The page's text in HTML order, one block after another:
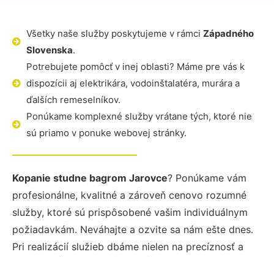
Všetky naše služby poskytujeme v rámci Západného
Slovenska.
Potrebujete pomôcť v inej oblasti? Máme pre vás k
dispozícii aj elektrikára, vodoinštalatéra, murára a
ďalších remeselníkov.
Ponúkame komplexné služby vrátane tých, ktoré nie
sú priamo v ponuke webovej stránky.
Kopanie studne bagrom Jarovce? Ponúkame vám
profesionálne, kvalitné a zároveň cenovo rozumné
služby, ktoré sú prispôsobené vašim individuálnym
požiadavkám. Neváhajte a ozvite sa nám ešte dnes.
Pri realizácií služieb dbáme nielen na precíznosť a